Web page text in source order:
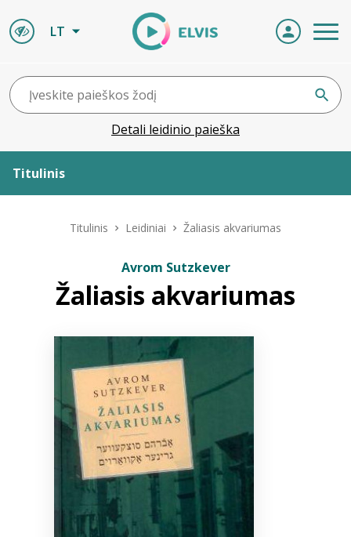
LT
Detali leidinio paieška
Titulinis
ELVIS atvyksta
Bibliotekoms
Titulinis Leidiniai Žaliasis akvariumas
Avrom Sutzkever
Žaliasis akvariumas